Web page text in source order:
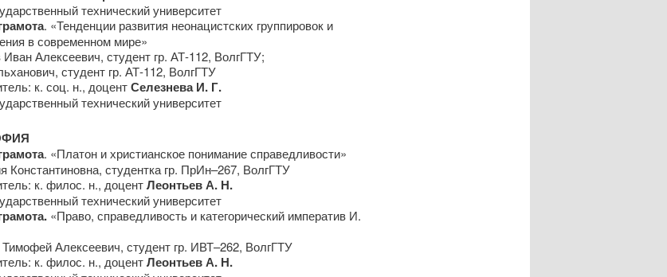
технический университет
. «Тенденции развития неонацистских группировок и
в современном мире»
Алексеевич, студент гр. АТ-112, ВолгГТУ;
студент гр. АТ-112, ВолгГТУ
к. соц. н., доцентСелезнева И. Г.
технический университет
. «Платон и христианское понимание справедливости»
студентка гр. ПрИн–267, ВолгГТУ
к. филос. н., доцентЛеонтьев А. Н.
технический университет
«Право, справедливость и категорический императив И.
Алексеевич, студент гр. ИВТ–262, ВолгГТУ
к. филос. н., доцентЛеонтьев А. Н.